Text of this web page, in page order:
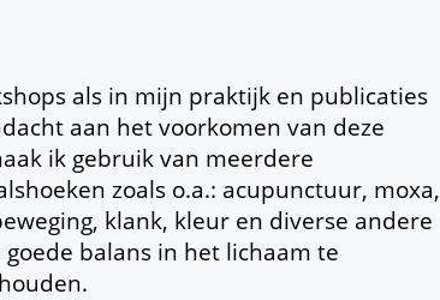
als in mijn praktijk en publicaties
aan het voorkomen van deze
ik gebruik van meerdere
zoals o.a.: acupunctuur, moxa,
klank, kleur en diverse andere
balans in het lichaam te